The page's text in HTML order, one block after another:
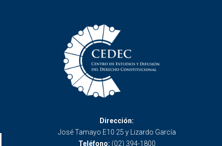
Dirección:
José Tamayo E10 25 y Lizardo García
Teléfono: (02) 394-1800